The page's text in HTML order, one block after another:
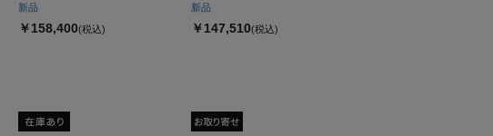
新品
￥158,400(税込)
新品
￥147,510(税込)